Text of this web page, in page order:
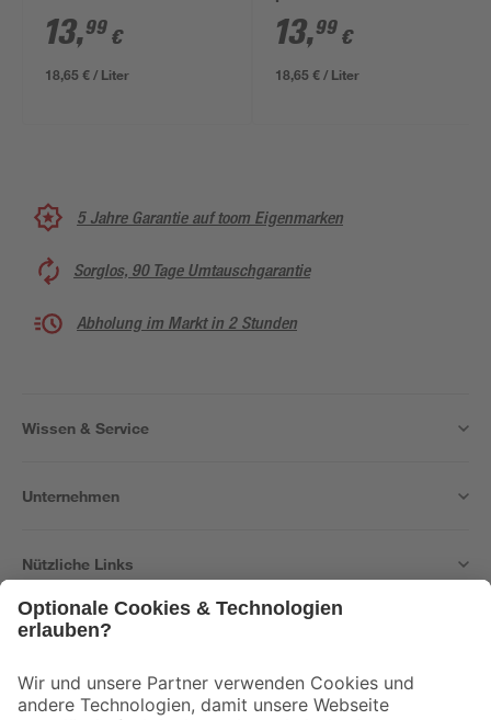
13,99 €
18,65 € / Liter
ml
13,99 €
18,65 € / Liter
5 Jahre Garantie auf toom Eigenmarken
Sorglos, 90 Tage Umtauschgarantie
Abholung im Markt in 2 Stunden
Wissen & Service
Unternehmen
Nützliche Links
Der toom Newsletter: Keine Angebote und Aktionen mehr verpassen!